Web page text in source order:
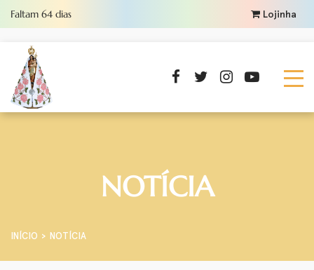
Faltam 64 dias Lojinha
NOTÍCIA
INÍCIO NOTÍCIA